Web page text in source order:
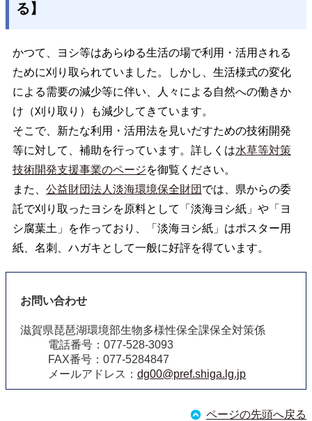
る】
かつて、ヨシ等はあらゆる生活の場で利用・活用される
ために刈り取られていました。しかし、生活様式の変化
による需要の減少等に伴い、人々による自然への働きか
け（刈り取り）も減少してきています。
そこで、新たな利用・活用法を見いだすための技術開発
等に対して、補助を行っています。詳しくは水草等対策
技術開発支援事業のページを御覧ください。
また、 公益財団法人淡海環境保全財団 では、県からの委
託で刈り取ったヨシを原料として「淡海ヨシ紙」や「ヨ
シ腐葉土」を作っており、「淡海ヨシ紙」はポスター用
紙、名刺、ハガキとして一般に好評を得ています。
お問い合わせ
滋賀県琵琶湖環境部生物多様性保全課保全対策係
電話番号：077-528-3093
FAX番号：077-5284847
メールアドレス： dg00@pref.shiga.lg.jp
ページの先頭へ戻る